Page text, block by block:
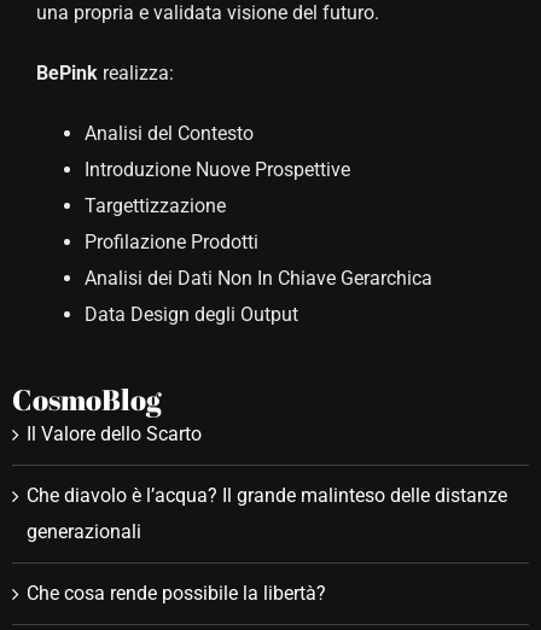
una propria e validata visione del futuro.
BePinkrealizza:
Analisi del Contesto
Introduzione Nuove Prospettive
Targettizzazione
Profilazione Prodotti
Analisi dei Dati Non In Chiave Gerarchica
Data Design degli Output
CosmoBlog
Il Valore dello Scarto
Che diavolo è l’acqua? Il grande malinteso delle distanze
generazionali
Che cosa rende possibile la libertà?